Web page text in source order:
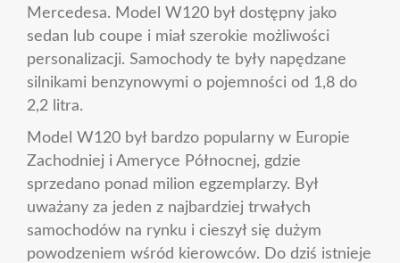
Mercedesa. Model W120 był dostępny jako
sedan lub coupe i miał szerokie możliwości
personalizacji. Samochody te były napędzane
silnikami benzynowymi o pojemności od 1,8 do
2,2 litra.
Model W120 był bardzo popularny w Europie
Zachodniej i Ameryce Północnej, gdzie
sprzedano ponad milion egzemplarzy. Był
uważany za jeden z najbardziej trwałych
samochodów na rynku i cieszył się dużym
powodzeniem wśród kierowców. Do dziś istnieje